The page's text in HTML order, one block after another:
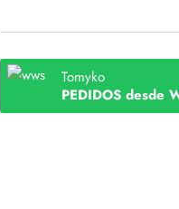
Tomyko
PEDIDOS desde